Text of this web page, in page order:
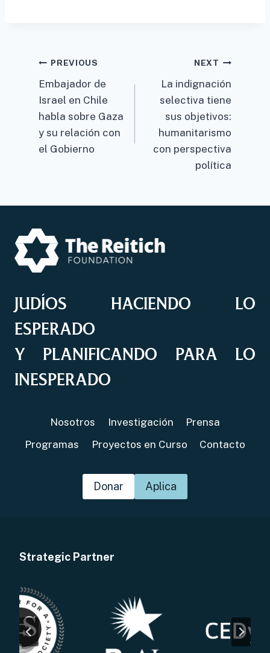
Post
navigation
PREVIOUS
Embajador de
Israel en Chile
habla sobre Gaza
y su relación con
el Gobierno
NEXT
La indignación
selectiva tiene
sus objetivos:
humanitarismo
con perspectiva
política
JUDÍOS HACIENDO LO
ESPERADO
Y PLANIFICANDO PARA LO
INESPERADO
Nosotros Investigación
Prensa
Programas
Proyectos en Curso Contacto
Donar Aplica
Strategic Partner